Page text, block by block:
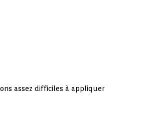
assez difficiles à appliquer